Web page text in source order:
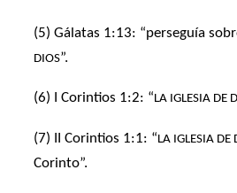
(5) Gálatas 1:13: “perseguía
DIOS”.
(6) I Corintios 1:2: “LA IGLESIA DE
(7) II Corintios 1:1: “LA IGLESIA DE
Corinto”.